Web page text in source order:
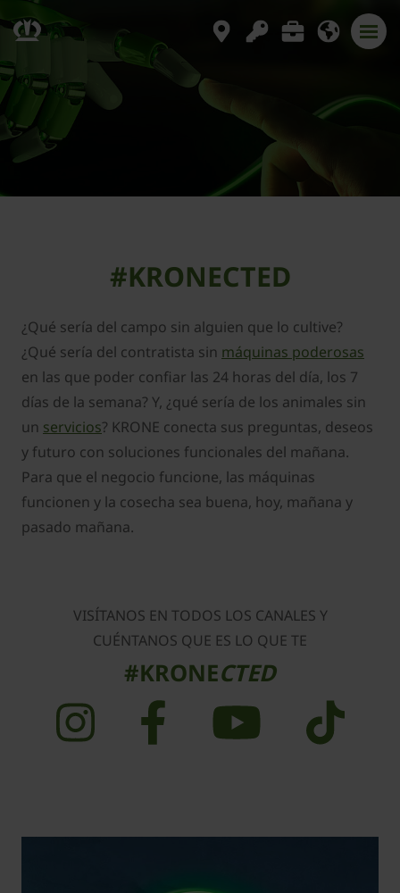
#KRONECTED
¿Qué sería del campo sin alguien que lo cultive?
¿Qué sería del contratista sin máquinas poderosas
en las que poder confiar las 24 horas del día, los 7
días de la semana? Y, ¿qué sería de los animales sin
un servicios? KRONE conecta sus preguntas, deseos
y futuro con soluciones funcionales del mañana.
Para que el negocio funcione, las máquinas
funcionen y la cosecha sea buena, hoy, mañana y
pasado mañana.
VISÍTANOS EN TODOS LOS CANALES Y
CUÉNTANOS QUE ES LO QUE TE
#KRONECTED